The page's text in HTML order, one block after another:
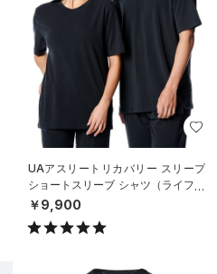
UAアスリートリカバリー スリープ
ショートスリーブ シャツ（ライフス
タイル/UNISEX）
￥9,900